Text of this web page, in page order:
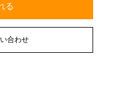
る
合わせ